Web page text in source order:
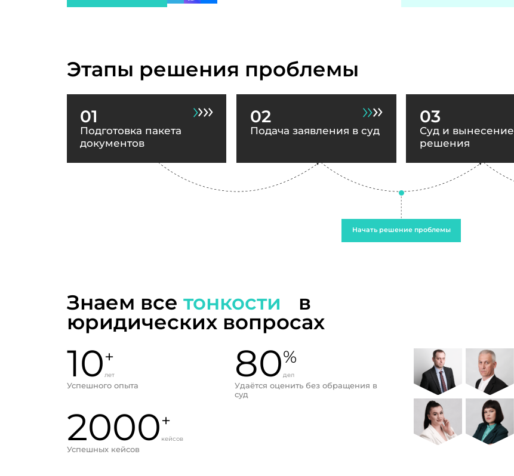
Этапы решения проблемы
01
Подготовка пакета
документов
02
Подача заявления в суд
03
Суд и вынесение
решения
Начать решение проблемы
Знаем все тонкости в
юридических вопросах
10+
лет
Успешного опыта
80%
дел
Удаётся оценить без обращения в
суд
2000+
кейсов
Успешных кейсов